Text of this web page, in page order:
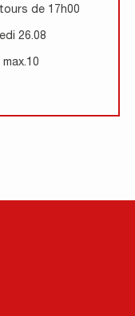
de 17h00
26.08